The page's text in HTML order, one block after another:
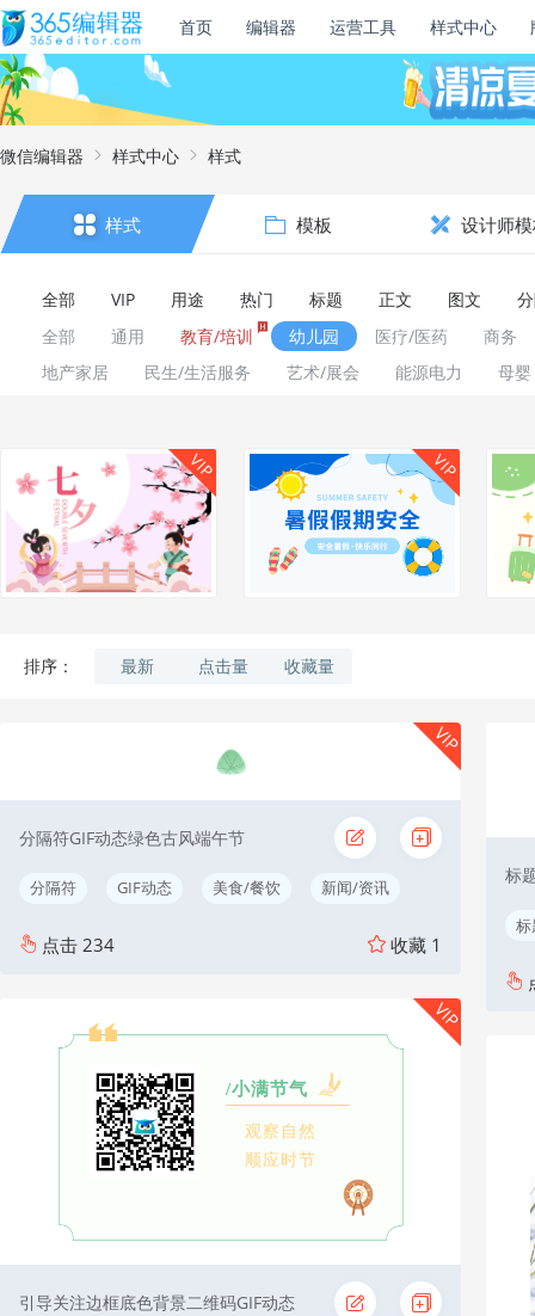
首页 编辑器 运营工具 样式中心
微信编辑器 样式中心 样式
样式 模板 设计师
全部 VIP 用途 热门 标题 正文 图文
全部
通用 教育/培训 幼儿园 医疗/医药
商务
地产家居
民生/生活服务 艺术/展会 能源电力 母婴
VIP VIP
排序： 最新 点击量 收藏量
分隔符GIF动态绿色古风端午节
分隔符 GIF动态 美食/餐饮 新闻/资讯
点击 234 收藏 1
VIP
/小满节气
观察自然
顺应时节
引导关注边框底色背景二维码GIF动态
VIP
标
标